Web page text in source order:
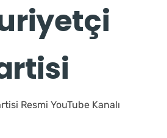
Resmi YouTube Kanalı